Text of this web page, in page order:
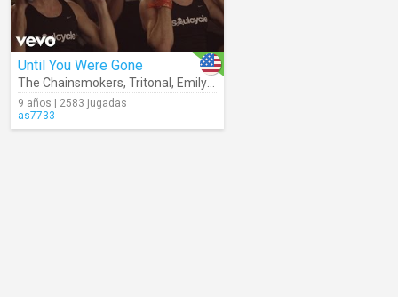
Until You Were Gone
The Chainsmokers, Tritonal , Emily Warren
9 años | 2583 jugadas
as7733